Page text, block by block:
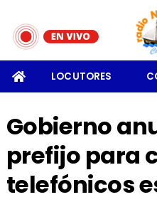
LOCUTORES
Gobierno
prefijo para
telefónicos